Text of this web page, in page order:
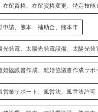
在留資格、在留資格変更、特定技能
申請、熊本 補助金、熊本市
発電、太陽光発電設備、太陽光
協議書作成、離婚協議書作成サポ
業サポート、風営法、風営法許可